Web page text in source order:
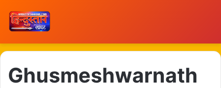
Ghusmeshwarnath